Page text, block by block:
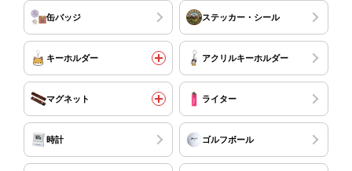
缶バッジ ステッカー・シール
キーホルダー アクリルキーホルダー
マグネット ライター
時計 ゴルフボール